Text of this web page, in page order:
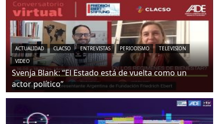
ACTUALIDAD CLACSO ENTREVISTAS PERIODISMO
TELEVISION
VIDEO
Svenja Blank: “El Estado está de vuelta como un
actor político”